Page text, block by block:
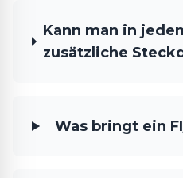
Kann man in
zusätzliche
Was bringt ein